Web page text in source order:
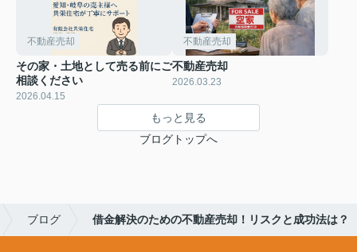
不動産売却
その家・土地として売る前にご
相談ください
2026.04.15
不動産売却
不動産売却
2026.03.23
もっと見る
ブログトップへ
ブログ 借金解決のための不動産売却！リスクと成功法は？